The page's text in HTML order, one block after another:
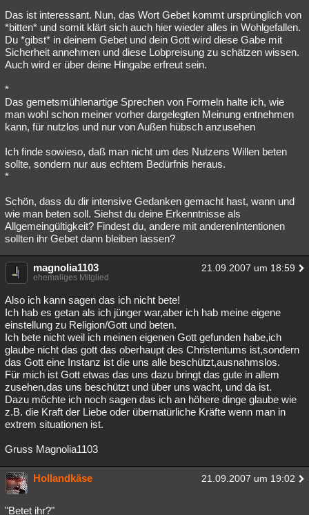
Das ist interessant. Nun, das Wort Gebet kommt ursprünglich von
*bitten* und somit klärt sich auch hier wieder alles in Wohlgefallen.
Du *gibst* in deinem Gebet und dein Gott wird diese Gabe mit
Sicherheit annehmen und diese Lobpreisung zu schätzen wissen.
Auch wird er über deine Hingabe erfreut sein.
*
Das gemetsmühlenartige Sprechen von Formeln halte ich, wie
man wohl schon meiner vorher dargelegten Meinung entnehmen
kann, für nutzlos und nur von Außen hübsch anzusehen
Ich finde sowieso, daß man nicht um des Nutzens Willen beten
sollte, sondern nur aus echtem Bedürfnis heraus.
*
Schön, dass du dir intensive Gedanken gemacht hast, wann und
wie man beten soll. Siehst du deine Erkenntnisse als
Allgemeingültigkeit? Findest du, andere mit anderenIntentionen
sollten ihr Gebet dann bleiben lassen?
magnolia1103 21.09.2007 um 18:59
ehemaliges Mitglied
Also ich kann sagen das ich nicht bete!
Ich hab es getan als ich jünger war,aber ich hab meine eigene
einstellung zu Religion/Gott und beten.
Ich bete nicht weil ich meinen eigenen Gott gefunden habe,ich
glaube nicht das gott das oberhaupt des Christentums ist,sondern
das Gott eine Instanz ist die uns alle beschützt,ausnahmslos.
Für mich ist Gott etwas das uns dazu bringt das gute in allem
zusehen,das uns beschützt und über uns wacht, und da ist.
Dazu möchte ich noch sagen das ich an höhere dinge glaube wie
z.B. die Kraft der Liebe oder übernatürliche Kräfte wenn man in
extrem situationen ist.
Gruss Magnolia1103
Hollandkäse 21.09.2007 um 19:02
"Betet ihr?"